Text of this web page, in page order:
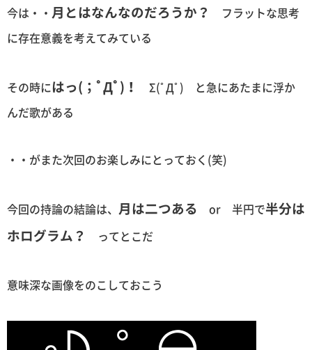
今は・・ 月とはなんなのだろうか？
フラットな思考
に存在意義を考えてみている
その時にはっ(；ﾟДﾟ)！
Σ(ﾟДﾟ) と急にあたまに浮か
んだ歌がある
・・がまた次回のお楽しみにとっておく(笑)
今回の持論の結論は、 月は二つある or 半円で半分は
ホログラム？
ってとこだ
意味深な画像をのこしておこう